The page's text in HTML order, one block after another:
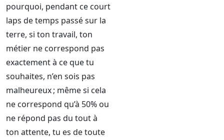
pourquoi, pendant ce court
laps de temps passé sur la
terre, si ton travail, ton
métier ne correspond pas
exactement à ce que tu
souhaites, n’en sois pas
malheureux ; même si cela
ne correspond qu’à 50% ou
ne répond pas du tout à
ton attente, tu es de toute